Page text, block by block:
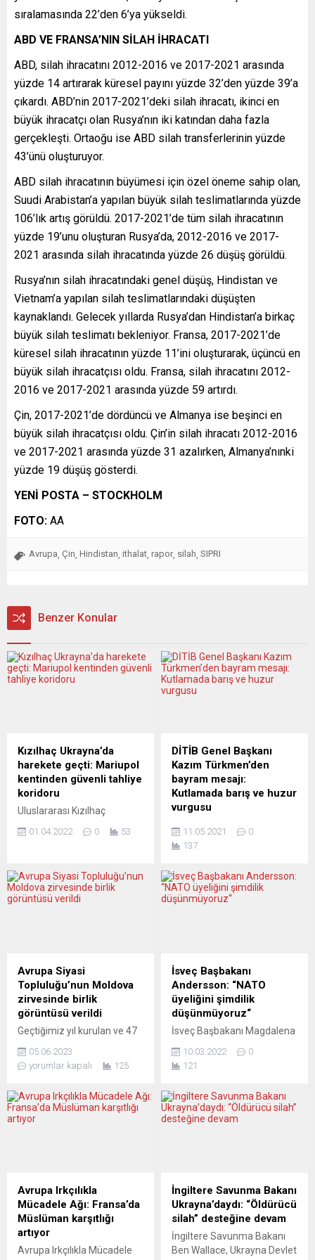
sıralamasında 22’den 6’ya yükseldi.
ABD VE FRANSA’NIN SİLAH İHRACATI
ABD, silah ihracatını 2012-2016 ve 2017-2021 arasında
yüzde 14 artırarak küresel payını yüzde 32’den yüzde 39’a
çıkardı. ABD’nin 2017-2021’deki silah ihracatı, ikinci en
büyük ihracatçı olan Rusya’nın iki katından daha fazla
gerçekleşti. Ortaoğu ise ABD silah transferlerinin yüzde
43’ünü oluşturuyor.
ABD silah ihracatının büyümesi için özel öneme sahip olan,
Suudi Arabistan’a yapılan büyük silah teslimatlarında yüzde
106’lık artış görüldü. 2017-2021’de tüm silah ihracatının
yüzde 19’unu oluşturan Rusya’da, 2012-2016 ve 2017-
2021 arasında silah ihracatında yüzde 26 düşüş görüldü.
Rusya’nın silah ihracatındaki genel düşüş, Hindistan ve
Vietnam’a yapılan silah teslimatlarındaki düşüşten
kaynaklandı. Gelecek yıllarda Rusya’dan Hindistan’a birkaç
büyük silah teslimatı bekleniyor. Fransa, 2017-2021’de
küresel silah ihracatının yüzde 11’ini oluşturarak, üçüncü en
büyük silah ihracatçısı oldu. Fransa, silah ihracatını 2012-
2016 ve 2017-2021 arasında yüzde 59 artırdı.
Çin, 2017-2021’de dördüncü ve Almanya ise beşinci en
büyük silah ihracatçısı oldu. Çin’in silah ihracatı 2012-2016
ve 2017-2021 arasında yüzde 31 azalırken, Almanya’nınki
yüzde 19 düşüş gösterdi.
YENİ POSTA – STOCKHOLM
FOTO: AA
Avrupa Çin Hindistan ithalat rapor silah SIPRI
Benzer Konular
Kızılhaç Ukrayna’da
harekete geçti: Mariupol
kentinden güvenli tahliye
koridoru
Uluslararası Kızılhaç
birliklerinin kuşatmasının
tahliyesi için güvenli koridor
oluşturma sürecine
toplantısında, bölgedeki
Kızılhaç çalışanlarının
güvenli geçiş için Mariupol’e
hareket ettiğini duyurdu.
Watson, “Gerekli izinleri aldık
ve ekiplerimiz şu an...
01.04.2022 0 53
DİTİB Genel Başkanı
Kazım Türkmen’den
bayram mesajı:
Kutlamada barış ve huzur
vurgusu
Birliği (DİTİB) Genel Başkanı
Kazım Türkmen, Ramazan
mesaj yayınladı ve orucun
bir hayat felsefesine
Bayramı mesajında tüm
İslam âleminin bayramını
tebrik ederek, bazı
saptamalarda bulundu:
“2020 yılının başlarında tüm
dünyada etkisini
hissettirmeye başlayan
koronavirüs salgınının...
11.05.2021
0
137
Avrupa Siyasi
Topluluğu’nun Moldova
zirvesinde birlik
görüntüsü verildi
Geçtiğimiz yıl kurulan ve 47
Siyasi Topluluğu’nun ikinci
zirvesinde, nasıl bir profil
yanıt arandı. Rusya’yla
çatışma ve Ukrayna’yla
Avrupa’da başka nasıl
etkiler yaratabileceğini
değerlendiriyor. DE
VOLKSKRANT (Hollanda)Her
zamankinden daha
birleşikDe Volkskrant’ın
05.06.2023
yorumlar kapalı
125
İsveç Başbakanı
Andersson: “NATO
üyeliğini şimdilik
düşünmüyoruz“
İsveç Başbakanı Magdalena
güvenlik durumunun
istikrarını bozacağı
üyeliği şimdilik
düşünmediklerini söyledi.
getirmesinden sonra bugün
bir açıklama daha yaptı.
Avrupa’nın güvenlik
durumunu daha fazla riske
atmamak için NATO
üyeliğini şimdilik
10.03.2022
0
121
Avrupa Irkçılıkla
Mücadele Ağı: Fransa’da
Müslüman karşıtlığı
artıyor
Avrupa Irkçılıkla Mücadele
İngiltere Savunma Bakanı
Ukrayna’daydı: “Öldürücü
silah” desteğine devam
İngiltere Savunma Bakanı
Ben Wallace, Ukrayna Devlet